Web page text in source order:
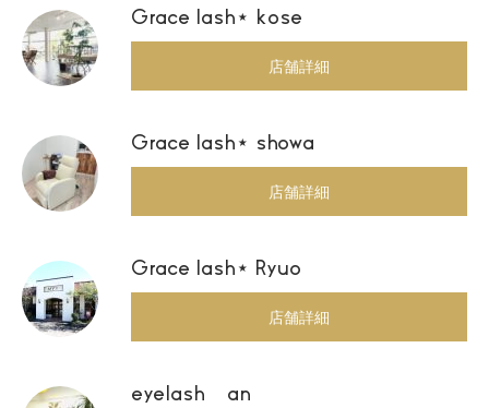
Grace lash⋆ kose
店舗詳細
Grace lash⋆ showa
店舗詳細
Grace lash⋆ Ryuo
店舗詳細
eyelash an